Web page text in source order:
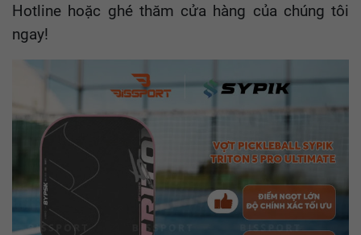
Hotline hoặc ghé thăm cửa hàng của chúng tôi
ngay!